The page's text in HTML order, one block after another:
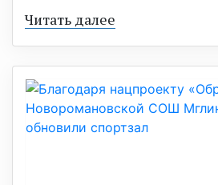
Читать далее